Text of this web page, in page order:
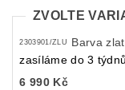
ZVOLTE
2303901/ZLU
Barva
zasíláme do 3 týdnů
6 990 Kč